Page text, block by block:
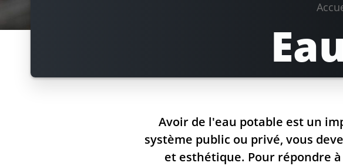
Avoir de l'eau potable est un
système public ou privé, vous
et esthétique. Pour répondre